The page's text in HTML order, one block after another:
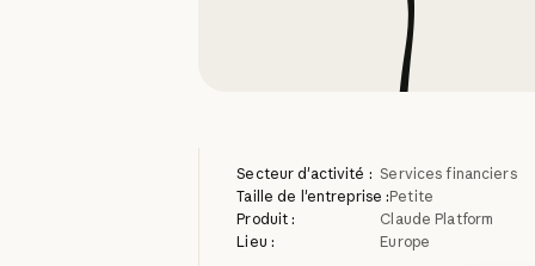
Secteur d'activité : Services financiers
Taille de l'entreprise :Petite
Produit :
Claude Platform
Lieu :
Europe